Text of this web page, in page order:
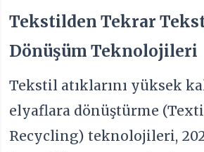
Tekstilden Tekrar
Dönüşüm Teknolojileri
Tekstil atıklarını yüksek
elyaflara dönüştürme
Recycling) teknolojileri,